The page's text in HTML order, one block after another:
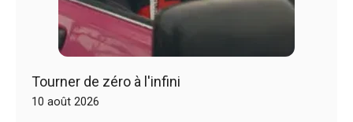
Tourner de zéro à l'infini
10 août 2026